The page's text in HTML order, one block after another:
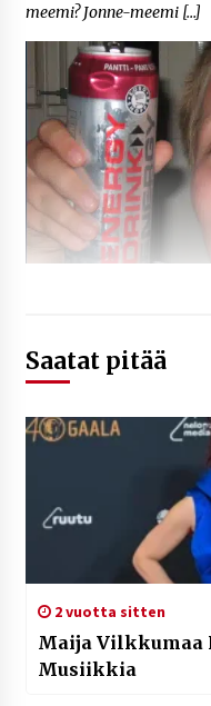
meemi? Jonne-meemi […]
Saatat pitää
2 vuotta sitten
Maija Vilkkumaa
Musiikkia